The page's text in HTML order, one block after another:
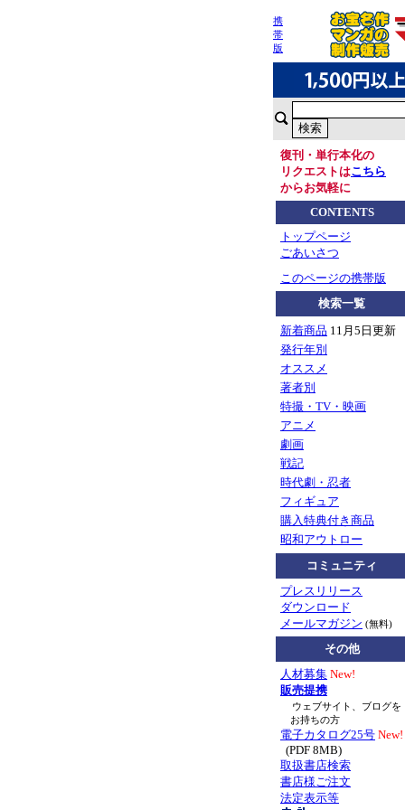
携
帯
版
復刊・単行本化の
リクエストはこちら
からお気軽に
CONTENTS
トップページ
ごあいさつ
このページの携帯版
検索一覧
新着商品 11月5日更新
発行年別
オススメ
著者別
特撮・TV・映画
アニメ
劇画
戦記
時代劇・忍者
フィギュア
購入特典付き商品
昭和アウトロー
コミュニティ
プレスリリース
ダウンロード
メールマガジン (無料)
その他
人材募集 New!
販売提携
ウェブサイト、ブログを
お持ちの方
電子カタログ25号 New!
(PDF 8MB)
取扱書店検索
書店様ご注文
法定表示等